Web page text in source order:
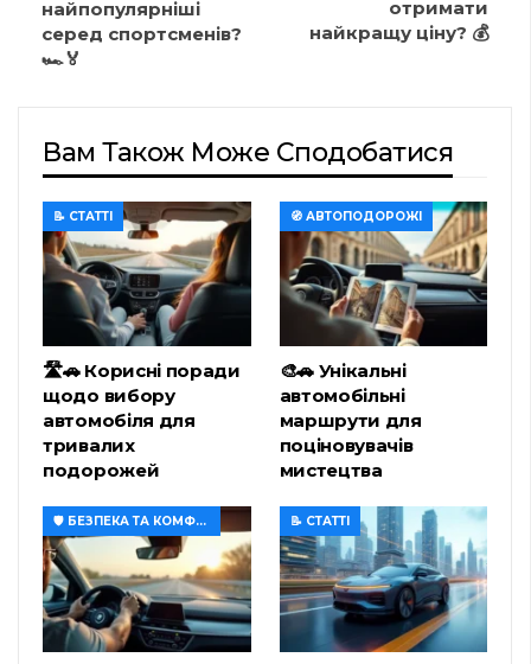
найпопулярніші
серед спортсменів?
🏎️🏅
отримати
найкращу ціну? 💰
Вам Також Може Сподобатися
📝 СТАТТІ
🛣️🚗 Корисні поради
щодо вибору
автомобіля для
тривалих
подорожей
🧭 АВТОПОДОРОЖІ
🎨🚗 Унікальні
автомобільні
маршрути для
поціновувачів
мистецтва
🛡️ БЕЗПЕКА ТА КОМФОРТ 📝 СТАТТІ